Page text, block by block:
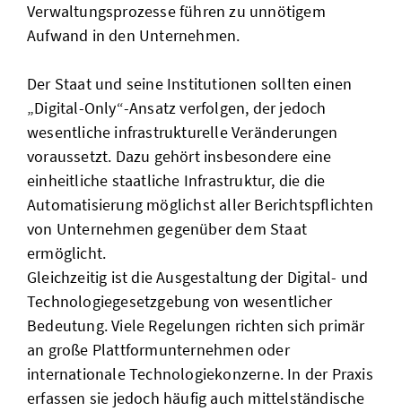
Verwaltungsprozesse führen zu unnötigem
Aufwand in den Unternehmen.
Der Staat und seine Institutionen sollten einen
„Digital-Only“-Ansatz verfolgen, der jedoch
wesentliche infrastrukturelle Veränderungen
voraussetzt. Dazu gehört insbesondere eine
einheitliche staatliche Infrastruktur, die die
Automatisierung möglichst aller Berichtspflichten
von Unternehmen gegenüber dem Staat
ermöglicht.
Gleichzeitig ist die Ausgestaltung der Digital- und
Technologiegesetzgebung von wesentlicher
Bedeutung. Viele Regelungen richten sich primär
an große Plattformunternehmen oder
internationale Technologiekonzerne. In der Praxis
erfassen sie jedoch häufig auch mittelständische